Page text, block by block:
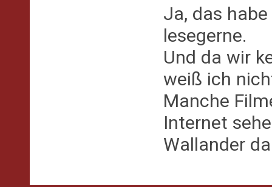
Ja, das
lesegerne.
Und da wir
weiß ich
Manche
Internet
Wallander